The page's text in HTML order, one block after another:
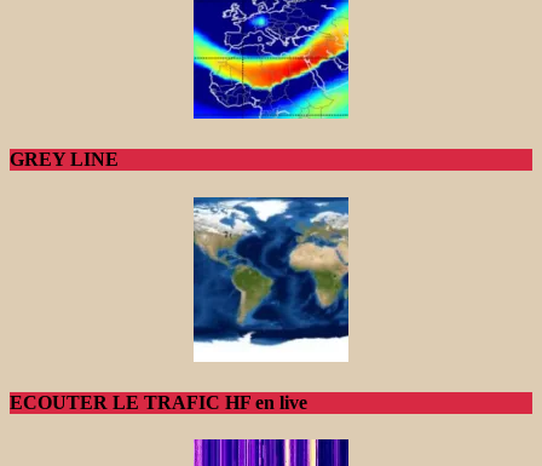
GREY LINE
ECOUTER LE TRAFIC HF en live